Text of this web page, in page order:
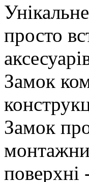
просто
Замок
Замок
поверхні